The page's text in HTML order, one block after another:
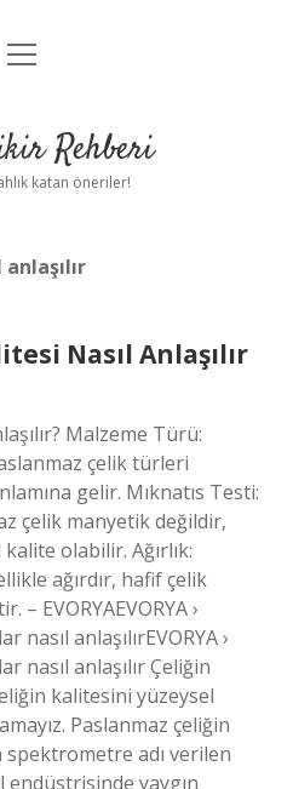
Uyarı
menüyü
Rehberi
katan öneriler!
Nasıl Anlaşılır
Malzeme Türü:
çelik türleri
gelir. Mıknatıs Testi:
çelik manyetik değildir,
kalite olabilir. Ağırlık:
ağırdır, hafif çelik
EVORYAEVORYA ›
nasıl anlaşılırEVORYA ›
nasıl anlaşılır Çeliğin
kalitesini yüzeysel
Paslanmaz çeliğin
adı verilen
endüstrisinde yaygın